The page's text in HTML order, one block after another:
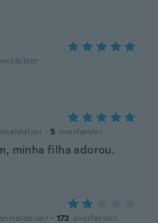
· 5 overførsler
minha filha adorou.
anmeldelser · 172 overførsler